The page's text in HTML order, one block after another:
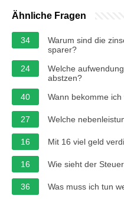
Ähnliche Fragen
34
Warum sind die
sparer?
24
Welche
abstzen?
40
Wann bekomme
27 Welche
16 Mit 16 viel geld
16 Wie sieht der
36 Was muss ich tun